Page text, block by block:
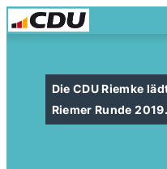
Die CDU Riemke
Riemer Runde 2019.